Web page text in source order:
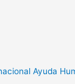
Ayuda